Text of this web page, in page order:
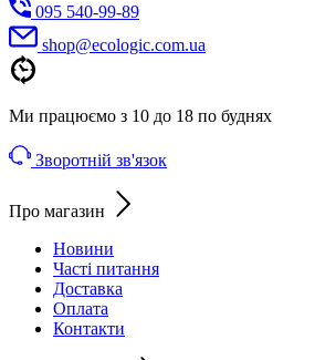
095 540-99-89
shoр@ecologic.com.ua
Ми працюємо з 10 до 18 по буднях
Зворотній зв'язок
Про магазин
Новини
Часті питання
Доставка
Оплата
Контакти